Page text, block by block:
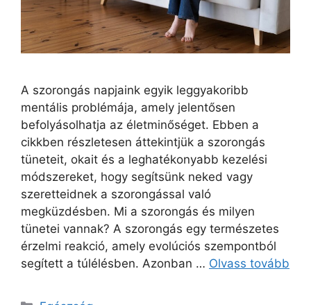
A szorongás napjaink egyik leggyakoribb
mentális problémája, amely jelentősen
befolyásolhatja az életminőséget. Ebben a
cikkben részletesen áttekintjük a szorongás
tüneteit, okait és a leghatékonyabb kezelési
módszereket, hogy segítsünk neked vagy
szeretteidnek a szorongással való
megküzdésben. Mi a szorongás és milyen
tünetei vannak? A szorongás egy természetes
érzelmi reakció, amely evolúciós szempontból
segített a túlélésben. Azonban … Olvass tovább